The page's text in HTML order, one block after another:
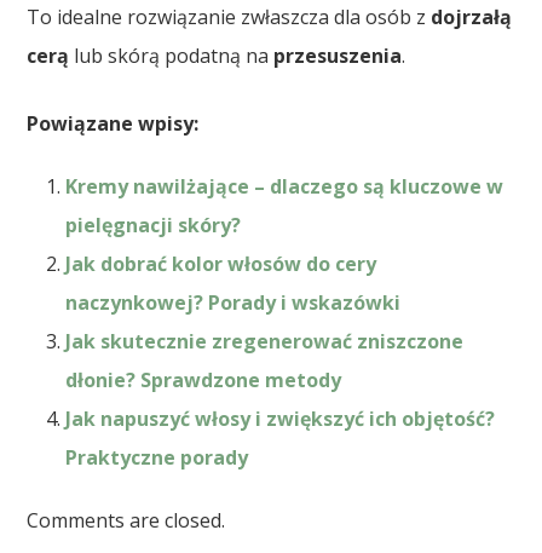
To idealne rozwiązanie zwłaszcza dla osób z dojrzałą
cerą lub skórą podatną na przesuszenia.
Powiązane wpisy:
Kremy nawilżające – dlaczego są kluczowe w
pielęgnacji skóry?
Jak dobrać kolor włosów do cery
naczynkowej? Porady i wskazówki
Jak skutecznie zregenerować zniszczone
dłonie? Sprawdzone metody
Jak napuszyć włosy i zwiększyć ich objętość?
Praktyczne porady
Comments are closed.